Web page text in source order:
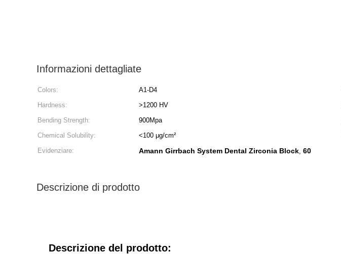
Informazioni dettagliate
Colors: A1-D4
Hardness:
>1200 HV
Bending Strength:
900Mpa
Chemical Solubility:
<100 μg/cm²
Evidenziare:
Amann Girrbach System Dental Zirconia Block, 60
Descrizione di prodotto
Descrizione del prodotto: